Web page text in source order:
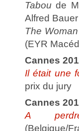
Tabou de
Alfred Bauer
The
(EYR
Cannes
Il était une
prix du jury
Cannes
A
(Belgique/